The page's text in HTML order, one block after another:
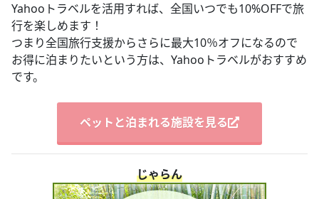
Yahooトラベルを活用すれば、全国いつでも10%OFFで旅
行を楽しめます！
つまり全国旅行支援からさらに最大10％オフになるので
お得に泊まりたいという方は、Yahooトラベルがおすすめ
です。
ペットと泊まれる施設を見る
じゃらん